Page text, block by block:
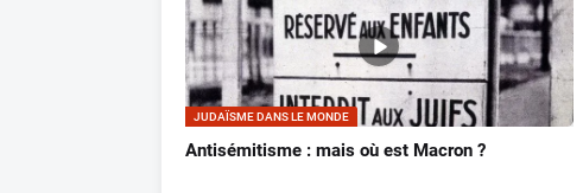
JUDAÏSME DANS LE MONDE
Antisémitisme : mais où est Macron ?